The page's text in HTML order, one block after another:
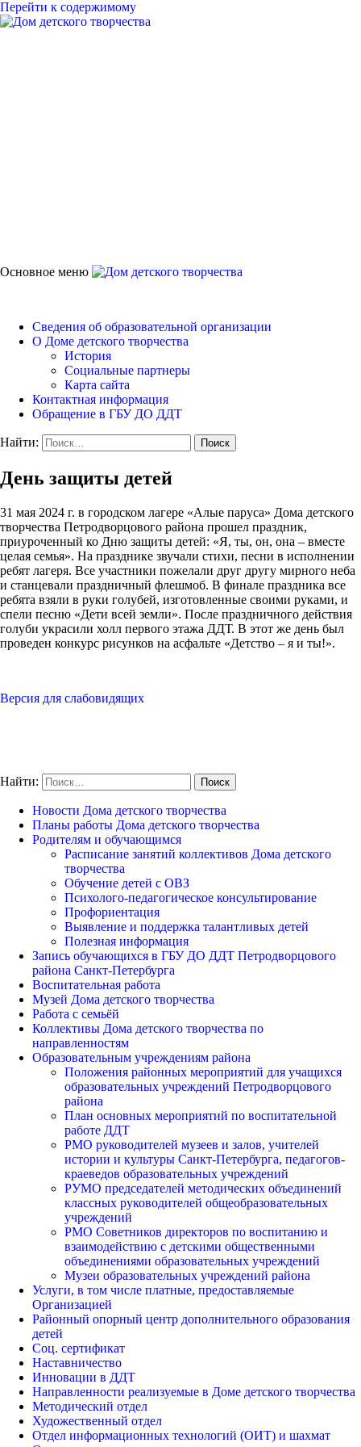
Перейти к содержимому
Основное меню
Сведения об образовательной организации
О Доме детского творчества
История
Социальные партнеры
Карта сайта
Контактная информация
Обращение в ГБУ ДО ДДТ
Найти:
День защиты детей
31 мая 2024 г. в городском лагере «Алые паруса» Дома детского
творчества Петродворцового района прошел праздник,
приуроченный ко Дню защиты детей: «Я, ты, он, она – вместе
целая семья». На празднике звучали стихи, песни в исполнении
ребят лагеря. Все участники пожелали друг другу мирного неба
и станцевали праздничный флешмоб. В финале праздника все
ребята взяли в руки голубей, изготовленные своими руками, и
спели песню «Дети всей земли». После праздничного действия
голуби украсили холл первого этажа ДДТ. В этот же день был
проведен конкурс рисунков на асфальте «Детство – я и ты!».
Версия для слабовидящих
Найти:
Новости Дома детского творчества
Планы работы Дома детского творчества
Родителям и обучающимся
Расписание занятий коллективов Дома детского
творчества
Обучение детей с ОВЗ
Психолого-педагогическое консультирование
Профориентация
Выявление и поддержка талантливых детей
Полезная информация
Запись обучающихся в ГБУ ДО ДДТ Петродворцового
района Санкт-Петербурга
Воспитательная работа
Музей Дома детского творчества
Работа с семьёй
Коллективы Дома детского творчества по
направленностям
Образовательным учреждениям района
Положения районных мероприятий для учащихся
образовательных учреждений Петродворцового
района
План основных мероприятий по воспитательной
работе ДДТ
РМО руководителей музеев и залов, учителей
истории и культуры Санкт-Петербурга, педагогов-
краеведов образовательных учреждений
РУМО председателей методических объединений
классных руководителей общеобразовательных
учреждений
РМО Советников директоров по воспитанию и
взаимодействию с детскими общественными
объединениями образовательных учреждений
Музеи образовательных учреждений района
Услуги, в том числе платные, предоставляемые
Организацией
Районный опорный центр дополнительного образования
детей
Соц. сертификат
Наставничество
Инновации в ДДТ
Направленности реализуемые в Доме детского творчества
Методический отдел
Художественный отдел
Отдел информационных технологий (ОИТ) и шахмат